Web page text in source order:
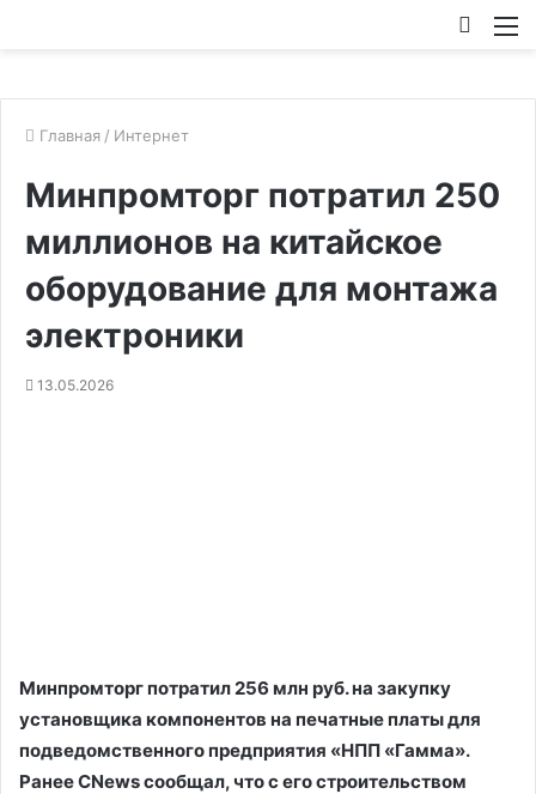
Главная / Интернет
Минпромторг потратил 250
миллионов на китайское
оборудование для монтажа
электроники
13.05.2026
Минпромторг потратил 256 млн руб. на закупку
установщика компонентов на печатные платы для
подведомственного предприятия «НПП «Гамма».
Ранее CNews сообщал, что с его строительством